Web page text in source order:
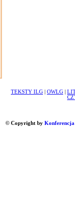
TEKSTY ILG OWLG
© Copyright by Konferencja